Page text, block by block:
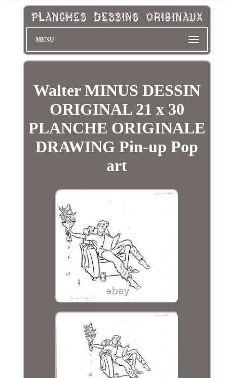
MENU
Walter MINUS DESSIN
ORIGINAL 21 x 30
PLANCHE ORIGINALE
DRAWING Pin-up Pop
art